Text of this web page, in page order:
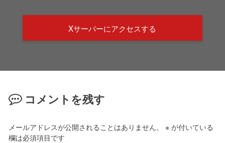
Xサーバーにアクセスする
コメントを残す
メールアドレスが公開されることはありません。 ※が付いている
欄は必須項目です